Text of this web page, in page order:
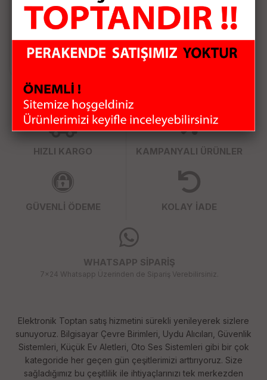
477.50 TL
Sepete Ekle
HIZLI KARGO KAMPANYALI ÜRÜNLER
GÜVENLİ ÖDEME KOLAY İADE
WHATSAPP SİPARİŞ
7x24 Whatsapp Üzerinden de Sipariş Verebilirsiniz.
Elektronik Toptan satış hizmetini sürekli yenileyerek sizlere
sunuyoruz. Bilgisayar Çevre Birimleri, Uydu Alıcıları, Güvenlik
Sistemleri, Küçük Ev Aletleri, Oto Ses Sistemleri gibi bir çok
kategoride her geçen gün çeşitlerimizi arttırıyoruz. Size
sağladığımız bu çeşitlilik ile ihtiyaçlarınızı tek merkezden